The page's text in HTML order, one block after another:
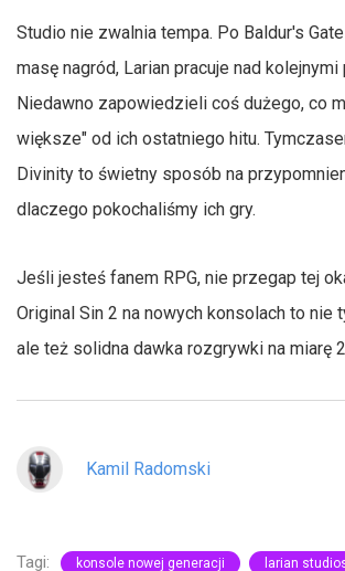
Studio nie zwalnia tempa. Po Baldur's
masę nagród, Larian pracuje nad kolejnymi
Niedawno zapowiedzieli coś dużego, co
większe" od ich ostatniego hitu.
Divinity to świetny sposób na
dlaczego pokochaliśmy ich gry.
Jeśli jesteś fanem RPG, nie przegap tej
Original Sin 2 na nowych konsolach to nie
ale też solidna dawka rozgrywki na miarę
Kamil Radomski
Tagi: konsole nowej generacji larian